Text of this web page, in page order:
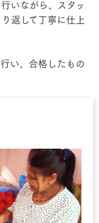
いながら、スタッ
返して丁寧に仕上
い、合格したもの